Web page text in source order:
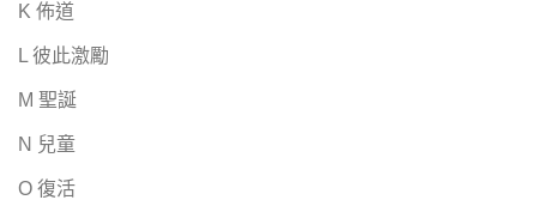
K 佈道
L 彼此激勵
M 聖誕
N 兒童
O 復活